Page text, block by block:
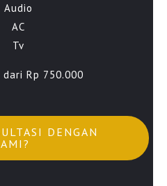
Audio
AC
Tv
Rp 750.000
DENGAN